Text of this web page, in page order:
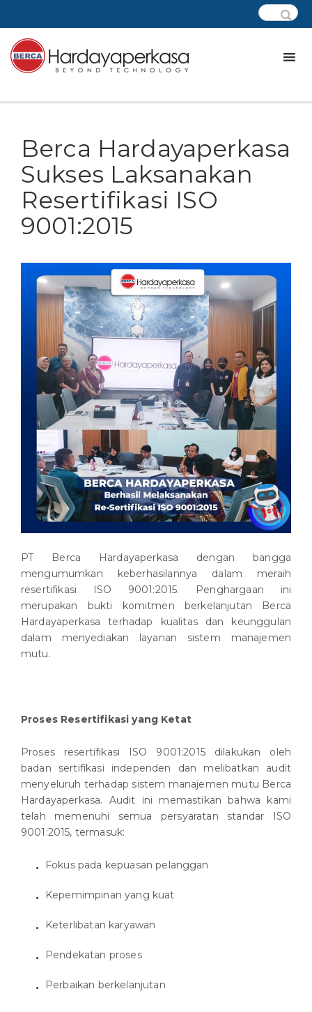
Berca Hardayaperkasa
Sukses Laksanakan
Resertifikasi ISO
9001:2015
PT Berca Hardayaperkasa dengan bangga
mengumumkan keberhasilannya dalam meraih
resertifikasi ISO 9001:2015. Penghargaan ini
merupakan bukti komitmen berkelanjutan Berca
Hardayaperkasa terhadap kualitas dan keunggulan
dalam menyediakan layanan sistem manajemen
mutu.
Proses Resertifikasi yang Ketat
Proses resertifikasi ISO 9001:2015 dilakukan oleh
badan sertifikasi independen dan melibatkan audit
menyeluruh terhadap sistem manajemen mutu Berca
Hardayaperkasa. Audit ini memastikan bahwa kami
telah memenuhi semua persyaratan standar ISO
9001:2015, termasuk:
Fokus pada kepuasan pelanggan
Kepemimpinan yang kuat
Keterlibatan karyawan
Pendekatan proses
Perbaikan berkelanjutan